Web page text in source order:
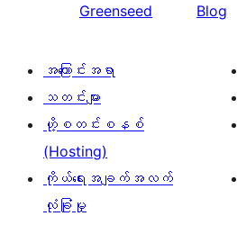
Greenseed
Blog
အကြောင်းအရာ
သတင်းများ
ဟို့စတင်းစနစ်
(Hosting)
ကိုယ်ရေးအချက်အလက်
လုံခြုံမှု